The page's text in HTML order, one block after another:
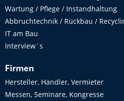
Wartung / Pflege / Instandhaltung
Abbruchtechnik / Rückbau /
IT am Bau
Interview´s
Firmen
Hersteller, Händler, Vermieter
Messen, Seminare, Kongresse